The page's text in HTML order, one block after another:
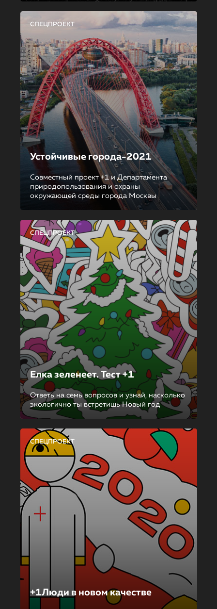
СПЕЦПРОЕКТ
Устойчивые города-2021
Совместный проект +1 и Департамента
природопользования и охраны
окружающей среды города Москвы
СПЕЦПРОЕКТ
Елка зеленеет. Тест +1
Ответь на семь вопросов и узнай, насколько
экологично ты встретишь Новый год
СПЕЦПРОЕКТ
+1Люди в новом качестве